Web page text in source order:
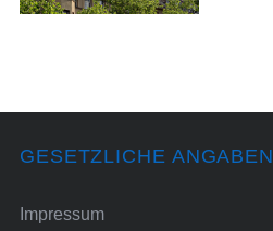
GESETZLICHE ANGABEN
Impressum